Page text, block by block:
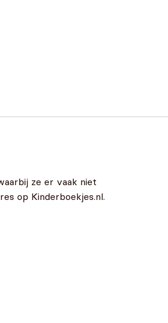
ze er vaak niet
op Kinderboekjes.nl.